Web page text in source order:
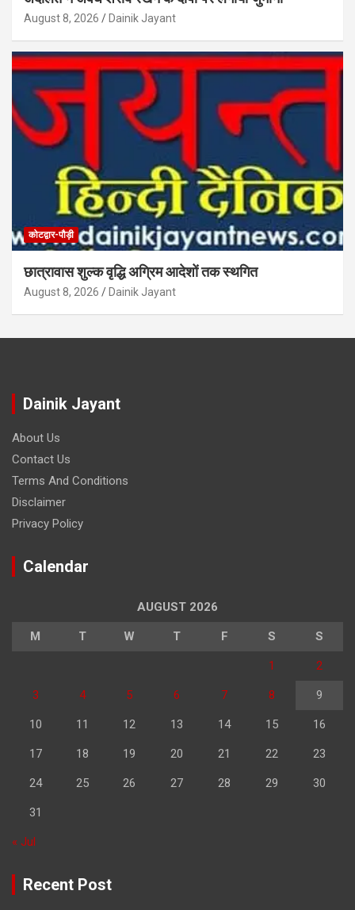
August 8, 2026 Dainik Jayant
कोटद्वार-पौड़ी
छात्रावास शुल्क वृद्धि अग्रिम आदेशों तक स्थगित
August 8, 2026 Dainik Jayant
Dainik Jayant
About Us
Contact Us
Terms And Conditions
Disclaimer
Privacy Policy
Calendar
AUGUST 2026
M T W T F S S
1 2
3 4 5 6 7 8 9
10 11 12 13 14 15 16
17 18 19 20 21 22 23
24 25 26 27 28 29 30
31
« Jul
Recent Post